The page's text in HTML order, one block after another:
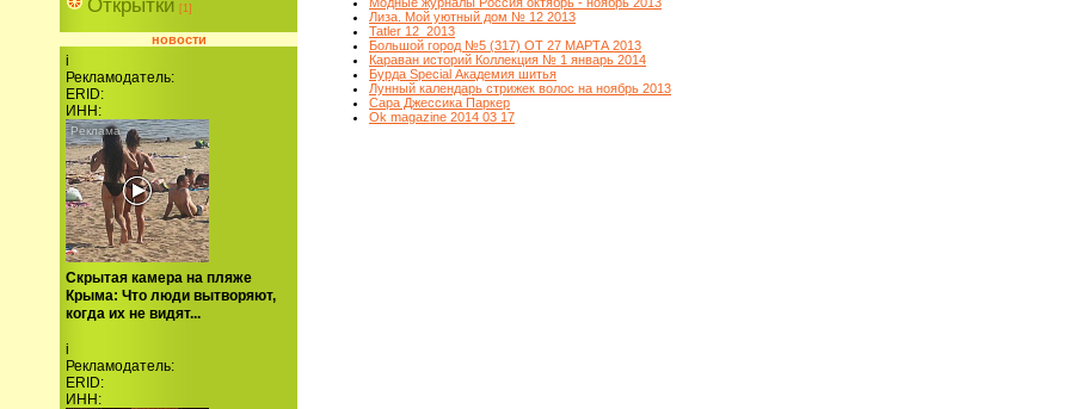
Открытки [1]
новости
i
Рекламодатель:
ERID:
ИНН:
Скрытая камера на пляже
Крыма: Что люди вытворяют,
когда их не видят...
i
Рекламодатель:
ERID:
ИНН:
Лиза. Мой уютный дом № 12 2013
Tatler 12_2013
Большой город №5 (317) ОТ 27 МАРТА 2013
Караван историй Коллекция № 1 январь 2014
Бурда Special Академия шитья
Лунный календарь стрижек волос на ноябрь 2013
Сара Джессика Паркер
Ok magazine 2014 03 17